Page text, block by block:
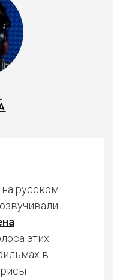
русском
этих
в